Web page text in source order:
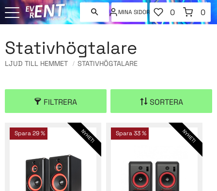
MINA SIDOR
FAVORITER
ANTAL
0
KUNDVAGN
0
Stativhögtalare
LJUD TILL HEMMET STATIVHÖGTALARE
FILTRERA SORTERA
Spara29 % NYHET! Spara33 % NYHET!